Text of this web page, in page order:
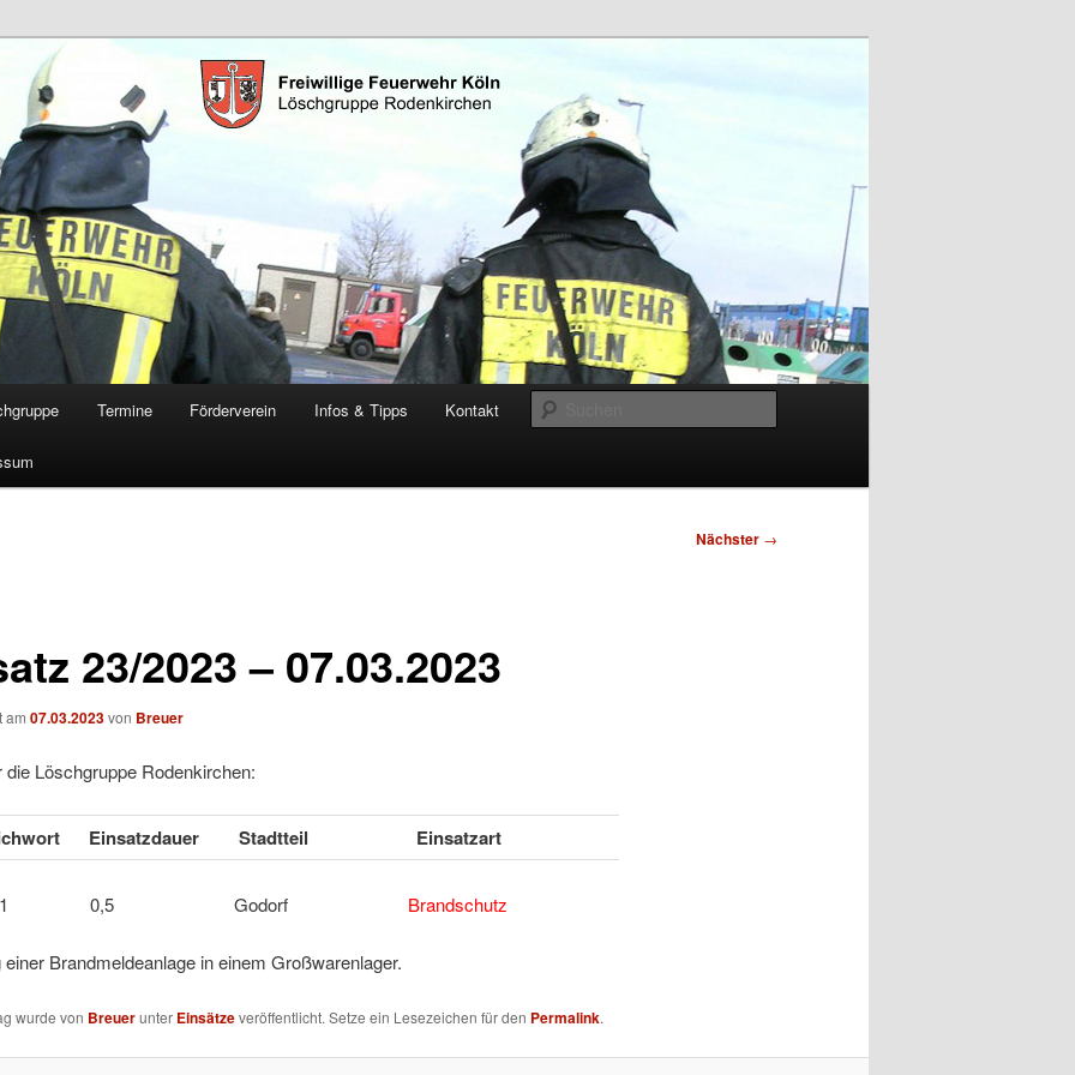
Rodenkirchen
Termine Förderverein Infos & Tipps Kontakt
Nächster →
23/2023 – 07.03.2023
am 07.03.2023von Breuer
die Löschgruppe Rodenkirchen:
Einsatzdauer Stadtteil Einsatzart
FEU1 0,5 Godorf Brandschutz
Brandmeldeanlage in einem Großwarenlager.
wurde von Breuerunter Einsätzeveröffentlicht. Setze ein Lesezeichen für den Permalink.